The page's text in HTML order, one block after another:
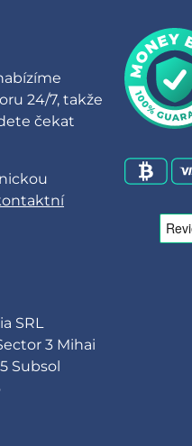
24/7, takže
čekat
SRL
3 Mihai
Subsol